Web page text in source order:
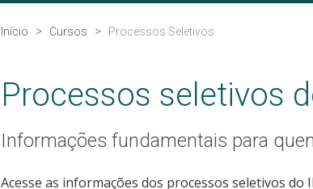
Início Cursos Processos Seletivos
Processos seletivos
Informações fundamentais para
Acesse as informações dos processos seletivos do